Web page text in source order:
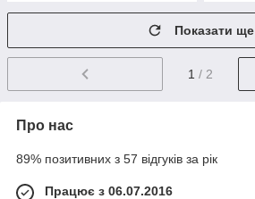
Показати ще
1 / 2
Про нас
89% позитивних з 57 відгуків за рік
Працює з 06.07.2016